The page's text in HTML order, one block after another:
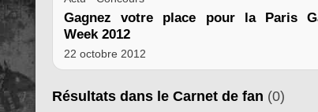
Gagnez votre place pour la Paris
Week 2012
22 octobre 2012
Résultats dans le Carnet de fan (0)